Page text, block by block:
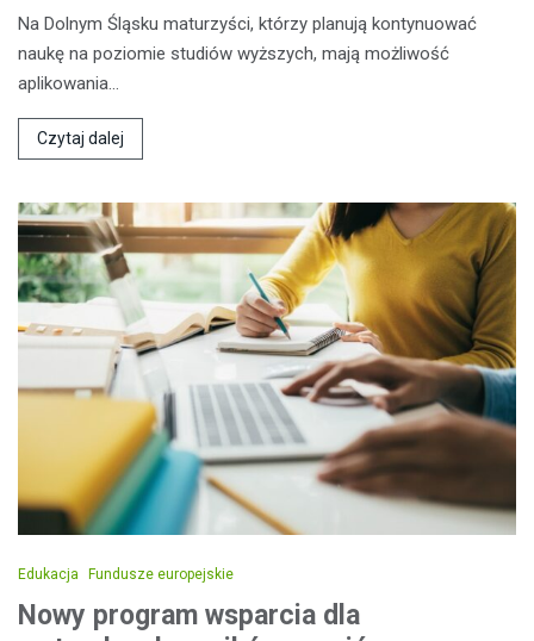
Na Dolnym Śląsku maturzyści, którzy planują kontynuować
naukę na poziomie studiów wyższych, mają możliwość
aplikowania…
Czytaj dalej
Edukacja Fundusze europejskie
Nowy program wsparcia dla